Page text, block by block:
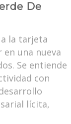
De
la tarjeta
una nueva
Se entiende
con
lícita,